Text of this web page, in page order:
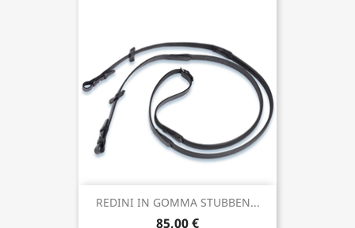
REDINI IN GOMMA STUBBEN...
85,00 €